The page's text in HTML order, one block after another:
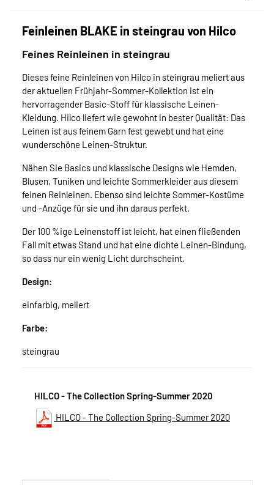
Feinleinen BLAKE in steingrau von Hilco
Feines Reinleinen in steingrau
Dieses feine Reinleinen von Hilco in steingrau meliert aus
der aktuellen Frühjahr-Sommer-Kollektion ist ein
hervorragender Basic-Stoff für klassische Leinen-
Kleidung. Hilco liefert wie gewohnt in bester Qualität: Das
Leinen ist aus feinem Garn fest gewebt und hat eine
wunderschöne Leinen-Struktur.
Nähen Sie Basics und klassische Designs wie Hemden,
Blusen, Tuniken und leichte Sommerkleider aus diesem
feinen Reinleinen. Ebenso sind leichte Sommer-Kostüme
und -Anzüge für sie und ihn daraus perfekt.
Der 100 %ige Leinenstoff ist leicht, hat einen fließenden
Fall mit etwas Stand und hat eine dichte Leinen-Bindung,
so dass nur ein wenig Licht durchscheint.
Design:
einfarbig, meliert
Farbe:
steingrau
HILCO - The Collection Spring-Summer 2020
HILCO - The Collection Spring-Summer 2020